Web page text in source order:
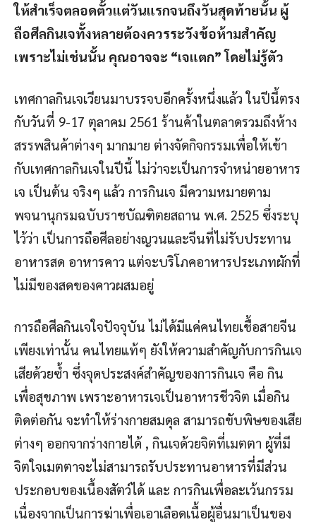
ให้สำเร็จตลอดตั้วแต่วันแรกจนถึงวันสุดท้ายนั้น ผู้
ถือศีลกินเจทั้งหลายต้องควรระวังข้อห้ามสำคัญ
เพราะไม่เช่นนั้น คุณอาจจะ “เจแตก” โดยไม่รู้ตัว
เทศกาลกินเจเวียนมาบรรจบอีกครั้งหนึ่งแล้ว ในปีนี้ตรง
กับวันที่ 9-17 ตุลาคม 2561 ร้านค้าในตลาดรวมถึงห้าง
สรรพสินค้าต่างๆ มากมาย ต่างจัดกิจกรรมเพื่อให้เข้า
กับเทศกาลกินเจในปีนี้ ไม่ว่าจะเป็นการจำหน่ายอาหาร
เจ เป็นต้น จริงๆ แล้ว การกินเจ มีความหมายตาม
พจนานุกรมฉบับราชบัณฑิตยสถาน พ.ศ. 2525 ซึ่งระบุ
ไว้ว่า เป็นการถือศีลอย่างญวนและจีนที่ไม่รับประทาน
อาหารสด อาหารคาว แต่จะบริโภคอาหารประเภทผักที่
ไม่มีของสดของคาวผสมอยู่
การถือศีลกินเจใจปัจจุบัน ไม่ได้มีแค่คนไทยเชื้อสายจีน
เพียงเท่านั้น คนไทยแท้ๆ ยังให้ความสำคัญกับการกินเจ
เสียด้วยซ้ำ ซึ่งจุดประสงค์สำคัญของการกินเจ คือ กิน
เพื่อสุขภาพ เพราะอาหารเจเป็นอาหารชีวจิต เมื่อกิน
ติดต่อกัน จะทำให้ร่างกายสมดุล สามารถขับพิษของเสีย
ต่างๆ ออกจากร่างกายได้ , กินเจด้วยจิตที่เมตตา ผู้ที่มี
จิตใจเมตตาจะไม่สามารถรับประทานอาหารที่มีส่วน
ประกอบของเนื้องสัตว์ได้ และ การกินเพื่อละเว้นกรรม
เนื่องจากเป็นการฆ่าเพื่อเอาเลือดเนื้อผู้อื่นมาเป็นของ